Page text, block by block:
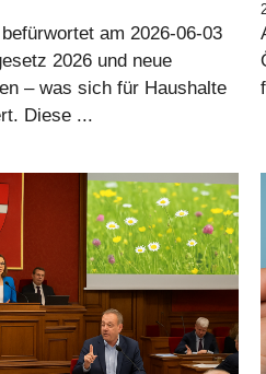
am 2026-06-03
2026 und neue
– was sich für Haushalte
Diese ...